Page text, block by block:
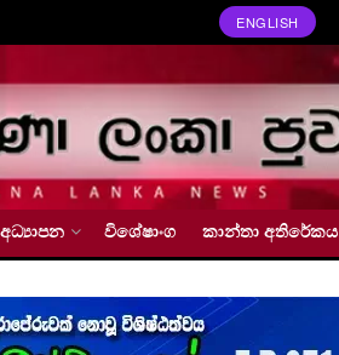
ENGLISH
අධ්‍යාපන විශේෂාංග කාන්තා අතිරේකය